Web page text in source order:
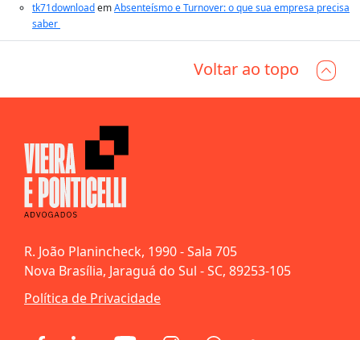
tk71downloademAbsenteísmo e Turnover: o que sua empresa precisa
saber
Voltar ao topo
R. João Planincheck, 1990 - Sala 705
Nova Brasília, Jaraguá do Sul - SC, 89253-105
Política de Privacidade